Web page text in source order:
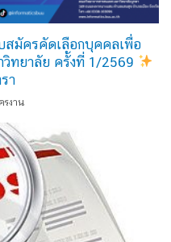
สมัครคัดเลือกบุคคลเพื่อ
วิทยาลัย ครั้งที่ 1/2569
า
รงาน